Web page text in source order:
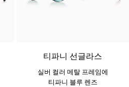
티파니 선글라스
실버 컬러 메탈 프레임에
티파니 블루 렌즈